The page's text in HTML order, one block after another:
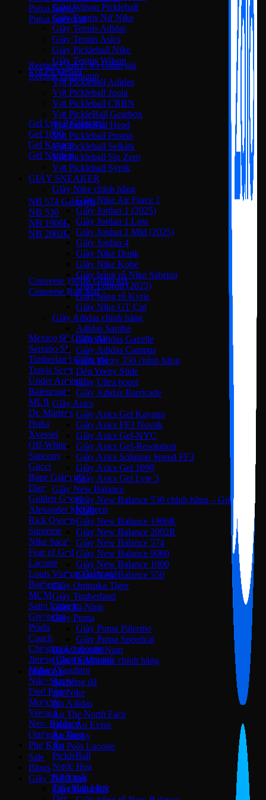
Puma Suede
Puma Speedcat
Giày Reebok
Reebok Club C 85
Reebok Instapump
Giày Asics
Gel Lyte 3
Gel 1090
Gel Kayano
Gel Nimbus
New Balance
NB 574
NB 530
NB 1906R
NB 2002R
Giày Converse
Converse 1970S
Converse Run Star
Onitsuka Tiger
Mexico 66
Serrano SL
Timberland
Travis Scott
Under Armour
Balenciaga
MLB
Dr. Martens
Hoka
Xvessel
Off-White
Saucony
Gucci
Bape
Dior
Golden Goose
Alexander McQueen
Rick Owens
Supreme
Nike Sacai
Fear of God
Lacoste
Louis Vuitton
Burberry
MCM
Saint Laurent
Givenchy
Prada
Coach
Christian Louboutin
Jimmy Choo
Mihara Yasuhiro
Nike Stussy
Fred Perry
Moncler
Versace
New Balance
Onitsuka Tiger
Phụ Kiện
PickleBall
Nước Hoa
Kinh mắt
Túi chính hãng
Giày Wilson Pickleball
Giày Tennis Nữ Nike
Giày Tennis Adidas
Giày Tennis Asics
Giày Pickleball Nike
Giày Tennis Wilson
Vợt Pickleball
Vợt Pickleball Adidas
Vợt Pickleball Joola
Vợt Pickleball CRBN
Vợt PickleBall Gearbox
Vợt PickleBall Head
Vợt Pickleball Proton
Vợt Pickleball Selkirk
Vợt Pickleball Six Zero
Vợt Pickleball Sypik
GIÀY SNEAKER
Giày Nike chính hãng
Giày Nike Air Force 1
Giày Jordan 1 (2025)
Giày Jordan 1 Low
Giày Jordan 1 Mid (2025)
Giày Jordan 4
Giày Nike Dunk
Giày Nike Kobe
Giày bóng rổ Nike Sabrina
Giày Lebron (2025)
Giày bóng rổ Kyrie
Giày Nike GT Cut
Giày Adidas chính hãng
Adidas Samba
Giày Adidas Gazelle
Giày Adidas Campus
Giày Yeezy 350 chính hãng
Dép Yeezy Slide
Giày Ultra boost
Giày Adidas Barricade
Giày Asics
Giày Asics Gel Kayano
Giày Asics FF3 Novak
Giày Asics Gel-NYC
Giày Asics Gel-Resolution
Giày Asics Solution Speed FF3
Giày Asics Gel 1090
Giày Asics Gel Lyte 3
Giày New Balance
Giày New Balance 530 chính hãng – Giá Tốt
Nhất
Giày New Balance 1906R
Giày New Balance 2002R
Giày New Balance 574
Giày New Balance 9060
Giày New Balance 1000
Giày New Balance 550
Giày Onitsuka Tiger
Giày Timberland
Giày Li-Ning
Giày Puma
Giày Puma Palermo
Giày Puma Speedcat
Giày Lacoste Nam
Giày Dr.Martens chính hãng
Quần Áo
Áo bóng đá
Áo Nike
Áo Adidas
Áo The North Face
Quần Áo Evisu
Áo Stussy
Áo Polo Lacoste
Sale
Blogs
Giày Thể Thao
Giày Bóng Rổ